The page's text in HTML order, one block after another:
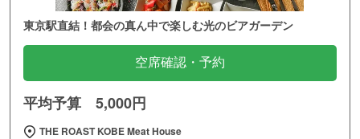
東京駅直結！都会の真ん中で楽しむ光のビアガーデン
空席確認・予約
平均予算 5,000円
THE ROAST KOBE Meat House